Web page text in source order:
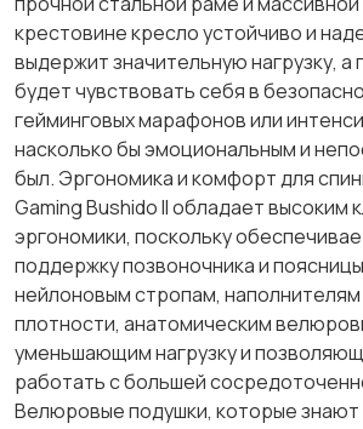
крестовине кресло устойчиво и
выдержит значительную нагрузку, а
будет чувствовать себя в
гейминговых марафонов или
насколько бы эмоциональным и
был. Эргономика и комфорт для
Gaming Bushido II обладает высоким
эргономики, поскольку
поддержку позвоночника и
нейлоновым стропам, наполнителям
плотности, анатомическим
уменьшающим нагрузку и
работать с большей
Велюровые подушки, которые знают